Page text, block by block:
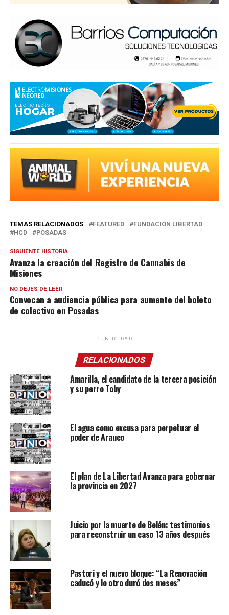
TEMAS RELACIONADOS FEATURED
FUNDACIÓN LIBERTAD
HCD
POSADAS
SIGUIENTE HISTORIA
Avanza la creación del Registro de Cannabis de
Misiones
NO DEJES DE LEER
Convocan a audiencia pública para aumento del boleto
de colectivo en Posadas
PUBLICIDAD
RELACIONADOS
Amarilla, el candidato de la tercera posición
y su perro Toby
El agua como excusa para perpetuar el
poder de Arauco
El plan de La Libertad Avanza para gobernar
la provincia en 2027
Juicio por la muerte de Belén: testimonios
para reconstruir un caso 13 años después
Pastori y el nuevo bloque: “La Renovación
caducó y lo otro duró dos meses”